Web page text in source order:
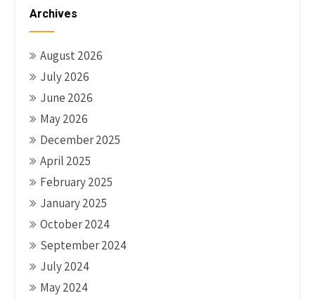
Archives
August 2026
July 2026
June 2026
May 2026
December 2025
April 2025
February 2025
January 2025
October 2024
September 2024
July 2024
May 2024